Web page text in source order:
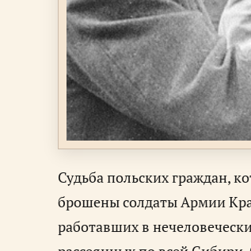
Судьба польских граждан,
брошены солдаты Армии
работавших в